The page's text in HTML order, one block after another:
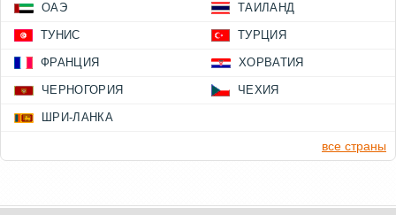
ОАЭ ТАИЛАНД
ТУНИС ТУРЦИЯ
ФРАНЦИЯ ХОРВАТИЯ
ЧЕРНОГОРИЯ ЧЕХИЯ
ШРИ-ЛАНКА
все страны